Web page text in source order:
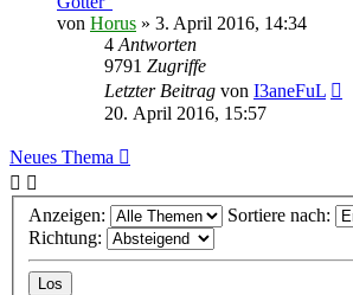
von Horus » 3. April 2016, 14:34
4 Antworten
9791 Zugriffe
Letzter Beitrag von I3aneFuL
20. April 2016, 15:57
Neues Thema
Anzeigen:
Sortiere nach:
Richtung: